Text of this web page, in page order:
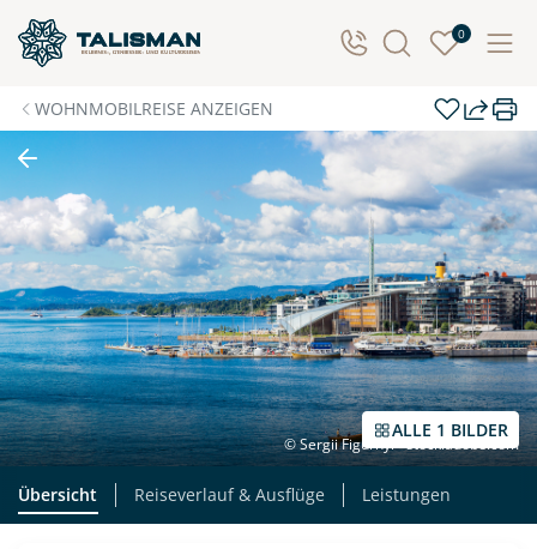
0
WOHNMOBILREISE ANZEIGEN
ALLE 1 BILDER
© Sergii Figurnyi - stock.adobe.com
Übersicht Reiseverlauf & Ausflüge Leistungen